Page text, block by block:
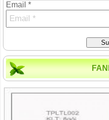
Email *